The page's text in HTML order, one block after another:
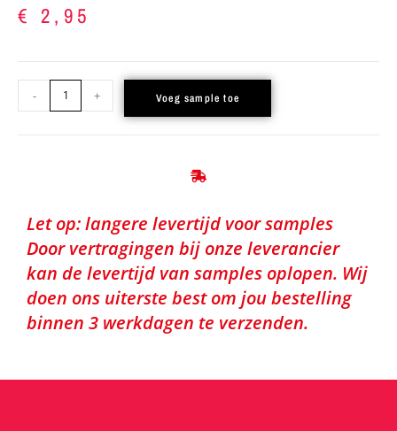
€ 2,95
- + Voeg sample toe
Let op: langere levertijd voor samples
Door vertragingen bij onze leverancier
kan de levertijd van samples oplopen. Wij
doen ons uiterste best om jou bestelling
binnen 3 werkdagen te verzenden.